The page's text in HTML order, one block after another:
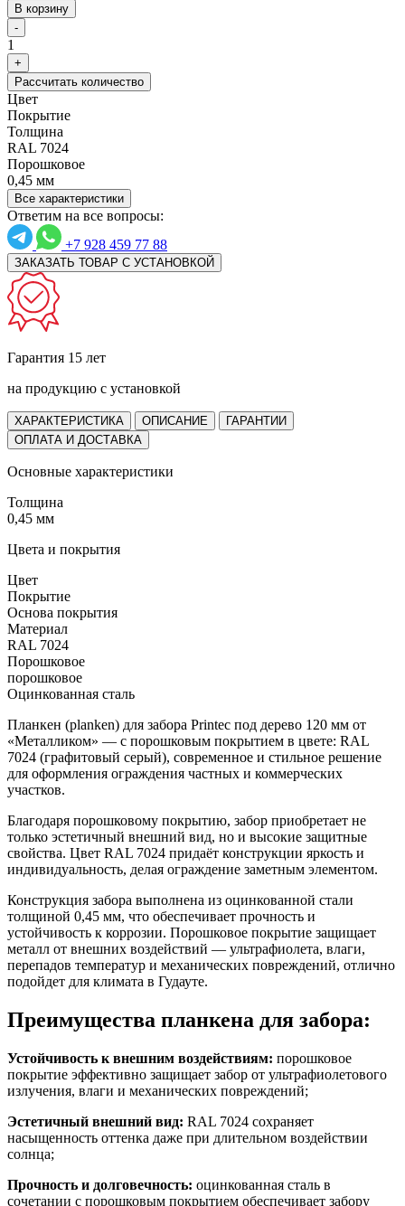
В корзину
-
1
+
Рассчитать количество
Цвет
Покрытие
Толщина
RAL 7024
Порошковое
0,45 мм
Все характеристики
Ответим на все вопросы:
+7 928 459 77 88
ЗАКАЗАТЬ ТОВАР С УСТАНОВКОЙ
Гарантия 15 лет
на продукцию с установкой
ХАРАКТЕРИСТИКА ОПИСАНИЕ
ГАРАНТИИ
ОПЛАТА И ДОСТАВКА
Основные характеристики
Толщина
0,45 мм
Цвета и покрытия
Цвет
Покрытие
Основа покрытия
Материал
RAL 7024
Порошковое
порошковое
Оцинкованная сталь
Планкен (planken) для забора Printec под дерево 120 мм от
«Металликом» — с порошковым покрытием в цвете: RAL
7024 (графитовый серый), современное и стильное решение
для оформления ограждения частных и коммерческих
участков.
Благодаря порошковому покрытию, забор приобретает не
только эстетичный внешний вид, но и высокие защитные
свойства. Цвет RAL 7024 придаёт конструкции яркость и
индивидуальность, делая ограждение заметным элементом.
Конструкция забора выполнена из оцинкованной стали
толщиной 0,45 мм, что обеспечивает прочность и
устойчивость к коррозии. Порошковое покрытие защищает
металл от внешних воздействий — ультрафиолета, влаги,
перепадов температур и механических повреждений, отлично
подойдет для климата в Гудауте.
Преимущества планкена для забора:
Устойчивость к внешним воздействиям: порошковое
покрытие эффективно защищает забор от ультрафиолетового
излучения, влаги и механических повреждений;
Эстетичный внешний вид: RAL 7024 сохраняет
насыщенность оттенка даже при длительном воздействии
солнца;
Прочность и долговечность: оцинкованная сталь в
сочетании с порошковым покрытием обеспечивает забору